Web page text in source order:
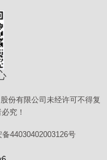
份有限公司未经许可不得复
究！
备44030402003126号